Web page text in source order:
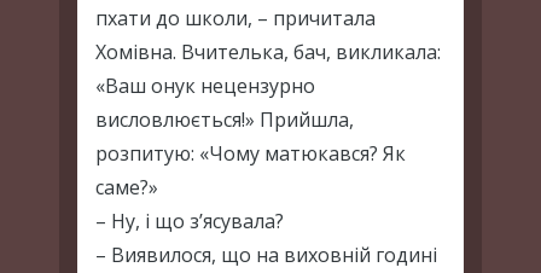
пхати до школи, – причитала
Хомівна. Вчителька, бач, викликала:
«Ваш онук нецензурно
висловлюється!» Прийшла,
розпитую: «Чому матюкався? Як
саме?»
– Ну, і що з’ясувала?
– Виявилося, що на виховній годині